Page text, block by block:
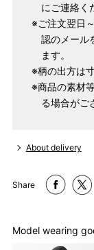
M
MW
にご連絡く
※ご注文翌日
認のメール
ます。
※柄の出方は
※商品の素材
る場合がご
About delivery
Share
Model wearing